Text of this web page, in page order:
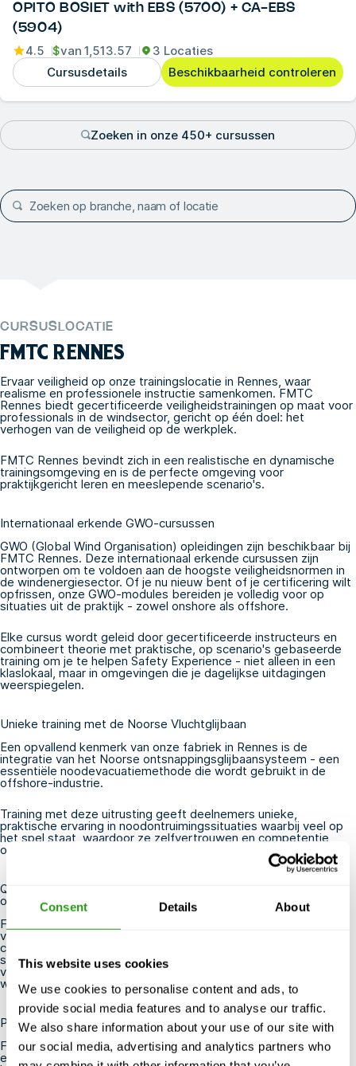
Consent Details About
This website uses cookies
We use cookies to personalise content and ads, to
provide social media features and to analyse our traffic.
We also share information about your use of our site with
our social media, advertising and analytics partners who
OPITO BOSIET with EBS (5700) + CA-EBS
(5904)
4.5 $van 1,513.57
3 Locaties
Cursusdetails
Beschikbaarheid controleren
Zoeken in onze 450+ cursussen
CURSUSLOCATIE
FMTC RENNES
Ervaar veiligheid op onze trainingslocatie in Rennes, waar
realisme en professionele instructie samenkomen. FMTC
Rennes biedt gecertificeerde veiligheidstrainingen op maat voor
professionals in de windsector, gericht op één doel: het
verhogen van de veiligheid op de werkplek.
FMTC Rennes bevindt zich in een realistische en dynamische
trainingsomgeving en is de perfecte omgeving voor
praktijkgericht leren en meeslepende scenario's.
Internationaal erkende GWO-cursussen
GWO (Global Wind Organisation) opleidingen zijn beschikbaar bij
FMTC Rennes. Deze internationaal erkende cursussen zijn
ontworpen om te voldoen aan de hoogste veiligheidsnormen in
de windenergiesector. Of je nu nieuw bent of je certificering wilt
opfrissen, onze GWO-modules bereiden je volledig voor op
situaties uit de praktijk - zowel onshore als offshore.
Elke cursus wordt geleid door gecertificeerde instructeurs en
combineert theorie met praktische, op scenario's gebaseerde
training om je te helpen Safety Experience - niet alleen in een
klaslokaal, maar in omgevingen die je dagelijkse uitdagingen
weerspiegelen.
Unieke training met de Noorse Vluchtglijbaan
Een opvallend kenmerk van onze fabriek in Rennes is de
integratie van het Noorse ontsnappingsglijbaansysteem - een
essentiële noodevacuatiemethode die wordt gebruikt in de
offshore-industrie.
Training met deze uitrusting geeft deelnemers unieke,
praktische ervaring in noodontruimingssituaties waarbij veel op
het spel staat, waardoor ze zelfvertrouwen en competentie
onder druk opbouwen.
Qualiopi gecertificeerd en in aanmerking voor
overheidsfinanciering
FMTC Rennes is Qualiopi gecertificeerd, het officiële keurmerk
van de Franse overheid voor uitmuntende opleidingen. Deze
certificering garandeert dat onze programma's voldoen aan
strenge nationale kwaliteitsnormen en maakt ze subsidiabel
voor overheidsfinanciering via opleidingssubsidies - bijzonder
waardevol voor particulieren en bedrijven in Frankrijk.
Plan je training in Rennes
FMTC biedt handige accommodatiepakketten voor zowel
eendaagse als meerdaagse trainingsprogramma's. Op alle